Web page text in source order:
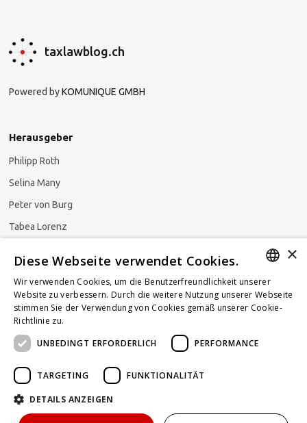
taxlawblog.ch
Powered byKOMUNIQUE GMBH
Herausgeber
Philipp Roth
Selina Many
Peter von Burg
Tabea Lorenz
Newsletter abonnieren
Powered by KOMUNIQUE hello@taxlawblog.ch
GERMAN
FRENCH
×
Diese Webseite verwendet Cookies.
Wir verwenden Cookies, um die Benutzerfreundlichkeit unserer
Website zu verbessern. Durch die weitere Nutzung unserer Webseite
stimmen Sie der Verwendung von Cookies gemäß unserer Cookie-
Richtlinie zu.
UNBEDINGT ERFORDERLICH
PERFORMANCE
TARGETING FUNKTIONALITÄT
DETAILS ANZEIGEN